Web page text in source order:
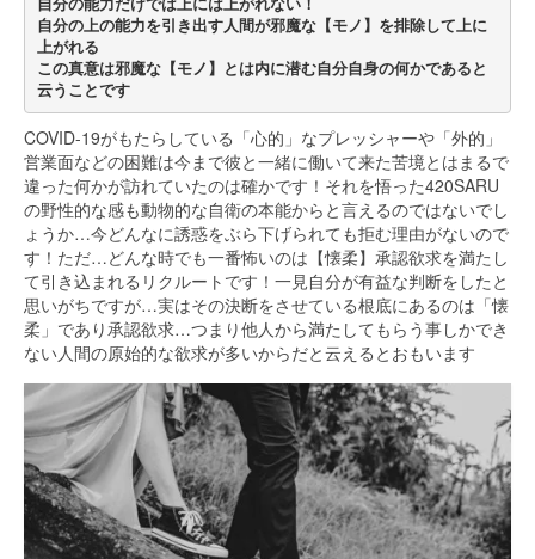
自分の能力だけでは上には上がれない！
自分の上の能力を引き出す人間が邪魔な【モノ】を排除して上に
上がれる
この真意は邪魔な【モノ】とは内に潜む自分自身の何かであると
云うことです
COVID-19がもたらしている「心的」なプレッシャーや「外的」
営業面などの困難は今まで彼と一緒に働いて来た苦境とはまるで
違った何かが訪れていたのは確かです！それを悟った420SARU
の野性的な感も動物的な自衛の本能からと言えるのではないでし
ょうか…今どんなに誘惑をぶら下げられても拒む理由がないので
す！ただ…どんな時でも一番怖いのは【懐柔】承認欲求を満たし
て引き込まれるリクルートです！一見自分が有益な判断をしたと
思いがちですが…実はその決断をさせている根底にあるのは「懐
柔」であり承認欲求…つまり他人から満たしてもらう事しかでき
ない人間の原始的な欲求が多いからだと云えるとおもいます